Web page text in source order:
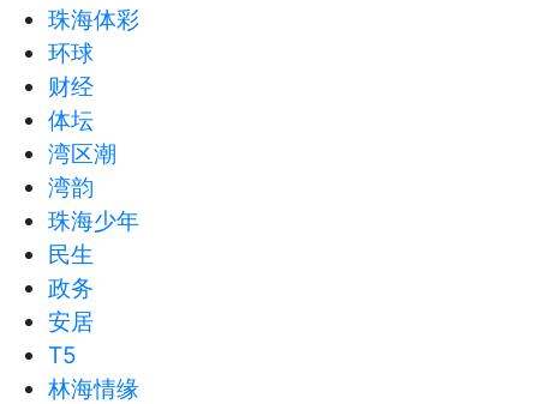
珠海体彩
环球
财经
体坛
湾区潮
湾韵
珠海少年
民生
政务
安居
T5
林海情缘